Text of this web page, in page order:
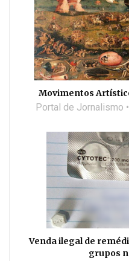
Movimentos
Portal de Jornalismo
Venda ilegal de
grupos